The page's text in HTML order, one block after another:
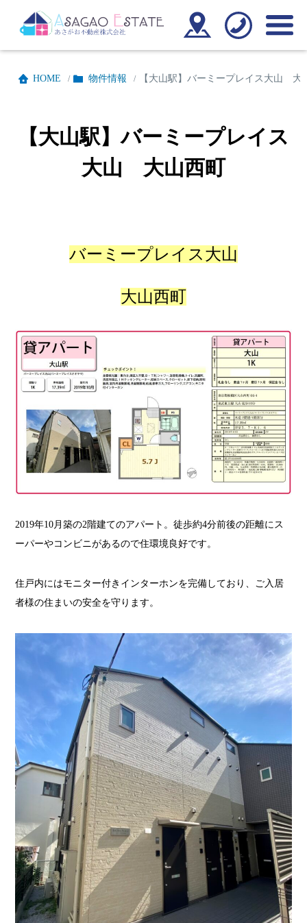
HOME / 物件情報 / 【大山駅】バーミープレイス大山 大
【大山駅】バーミープレイス
大山 大山西町
バーミープレイス大山
大山西町
2019年10月築の2階建てのアパート。徒歩約4分前後の距離にス
ーパーやコンビニがあるので住環境良好です。
住戸内にはモニター付きインターホンを完備しており、ご入居
者様の住まいの安全を守ります。